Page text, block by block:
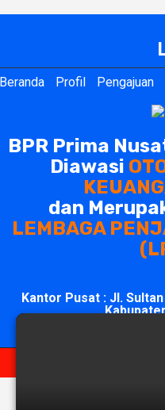
Beranda Profil Pengajuan
BPR Prima
Diawasi
dan
LEMBAGA
Kantor Pusat : Jl.
Copyright @d4ve1812 -